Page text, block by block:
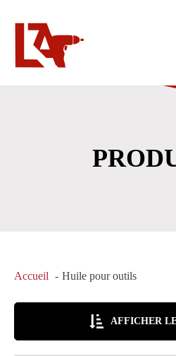
Accueil Huile pour outils
AFFICHER